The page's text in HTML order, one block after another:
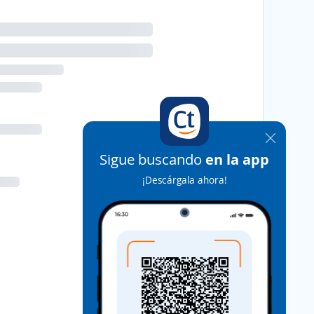
Sigue buscando en la app
¡Descárgala ahora!